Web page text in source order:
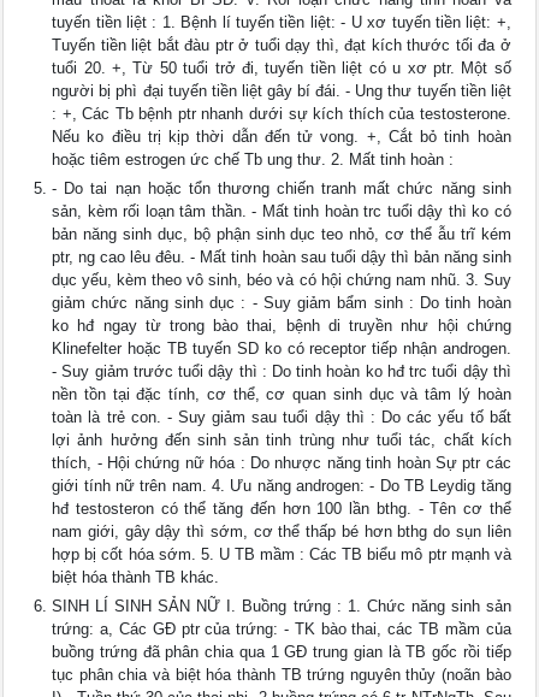
tuyến tiền liệt : 1. Bệnh lí tuyến tiền liệt: - U xơ tuyến tiền liệt: +,
Tuyến tiền liệt bắt đàu ptr ở tuổi dạy thì, đạt kích thước tối đa ở
tuổi 20. +, Từ 50 tuổi trở đi, tuyến tiền liệt có u xơ ptr. Một số
người bị phì đại tuyến tiền liệt gây bí đái. - Ung thư tuyến tiền liệt
: +, Các Tb bệnh ptr nhanh dưới sự kích thích của testosterone.
Nếu ko điều trị kịp thời dẫn đến tử vong. +, Cắt bỏ tinh hoàn
hoặc tiêm estrogen ức chế Tb ung thư. 2. Mất tinh hoàn :
- Do tai nạn hoặc tổn thương chiến tranh mất chức năng sinh
sản, kèm rối loạn tâm thần. - Mất tinh hoàn trc tuổi dậy thì ko có
bản năng sinh dục, bộ phận sinh dục teo nhỏ, cơ thể ẫu trĩ kém
ptr, ng cao lêu đêu. - Mất tinh hoàn sau tuổi dậy thì bản năng sinh
dục yếu, kèm theo vô sinh, béo và có hội chứng nam nhũ. 3. Suy
giảm chức năng sinh dục : - Suy giảm bẩm sinh : Do tinh hoàn
ko hđ ngay từ trong bào thai, bệnh di truyền như hội chứng
Klinefelter hoặc TB tuyến SD ko có receptor tiếp nhận androgen.
- Suy giảm trước tuổi dậy thì : Do tinh hoàn ko hđ trc tuổi dậy thì
nền tồn tại đặc tính, cơ thể, cơ quan sinh dục và tâm lý hoàn
toàn là trẻ con. - Suy giảm sau tuổi dậy thì : Do các yếu tố bất
lợi ảnh hưởng đến sinh sản tinh trùng như tuổi tác, chất kích
thích, - Hội chứng nữ hóa : Do nhược năng tinh hoàn Sự ptr các
giới tính nữ trên nam. 4. Ưu năng androgen: - Do TB Leydig tăng
hđ testosteron có thể tăng đến hơn 100 lần bthg. - Tên cơ thể
nam giới, gây dậy thì sớm, cơ thể thấp bé hơn bthg do sụn liên
hợp bị cốt hóa sớm. 5. U TB mầm : Các TB biểu mô ptr mạnh và
biệt hóa thành TB khác.
SINH LÍ SINH SẢN NỮ I. Buồng trứng : 1. Chức năng sinh sản
trứng: a, Các GĐ ptr của trứng: - TK bào thai, các TB mầm của
buồng trứng đã phân chia qua 1 GĐ trung gian là TB gốc rồi tiếp
tục phân chia và biệt hóa thành TB trứng nguyên thủy (noãn bào